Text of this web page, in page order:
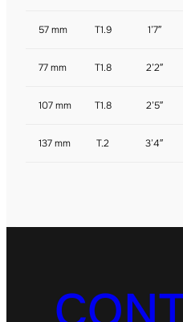
57 mm T1.9 1’7″
77 mm T1.8 2’2″
107 mm T1.8 2’5″
137 mm T.2 3’4″